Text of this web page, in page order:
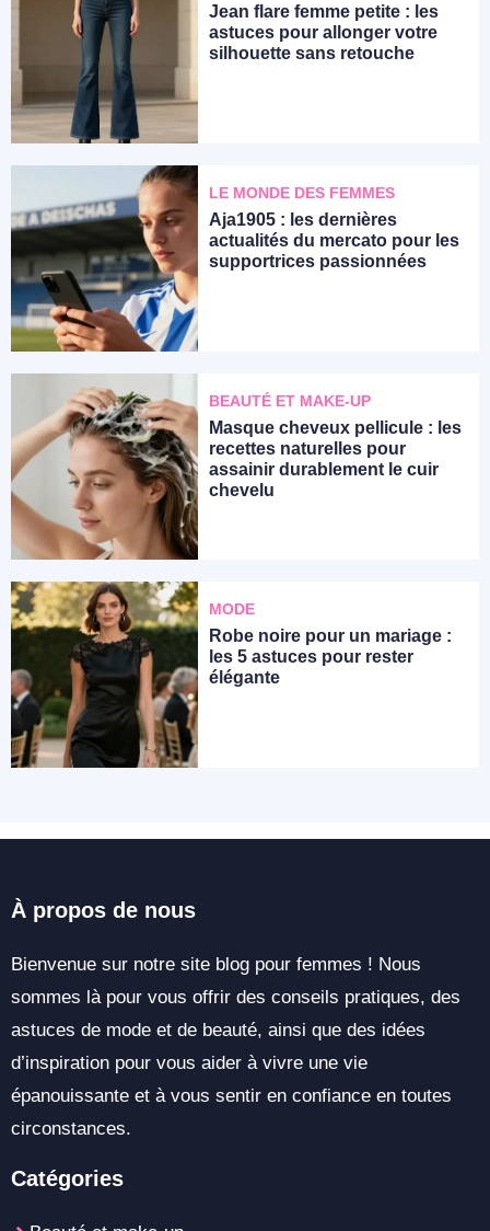
Jean flare femme petite : les
astuces pour allonger votre
silhouette sans retouche
LE MONDE DES FEMMES
Aja1905 : les dernières
actualités du mercato pour les
supportrices passionnées
BEAUTÉ ET MAKE-UP
Masque cheveux pellicule : les
recettes naturelles pour
assainir durablement le cuir
chevelu
MODE
Robe noire pour un mariage :
les 5 astuces pour rester
élégante
À propos de nous
Bienvenue sur notre site blog pour femmes ! Nous
sommes là pour vous offrir des conseils pratiques, des
astuces de mode et de beauté, ainsi que des idées
d’inspiration pour vous aider à vivre une vie
épanouissante et à vous sentir en confiance en toutes
circonstances.
Catégories